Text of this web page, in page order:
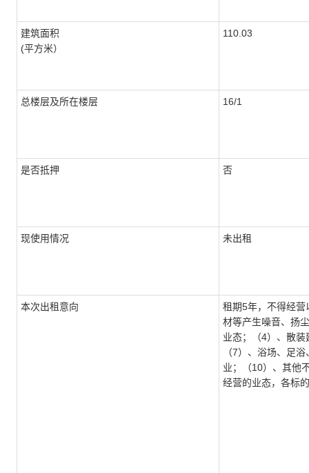
建筑面积
(平方米）
110.03
总楼层及所在楼层 16/1
是否抵押 否
现使用情况 未出租
本次出租意向
租期5年，不得经
材等产生噪音、扬
业态；（4）、散
（7）、浴场、足
业；（10）、其他
经营的业态，各标